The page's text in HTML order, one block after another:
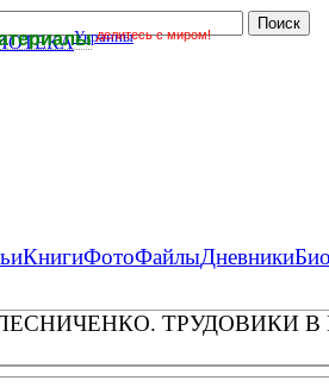
делитесь с миром!
Украины
КнигиФотоФайлыДневники